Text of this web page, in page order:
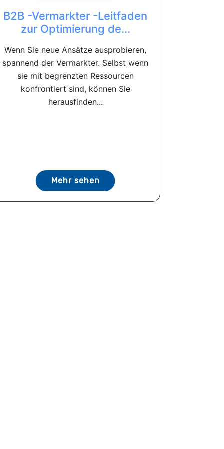
B2B -Vermarkter -Leitfaden
zur Optimierung de...
Wenn Sie neue Ansätze ausprobieren,
spannend der Vermarkter. Selbst wenn
sie mit begrenzten Ressourcen
konfrontiert sind, können Sie
herausfinden...
Mehr sehen